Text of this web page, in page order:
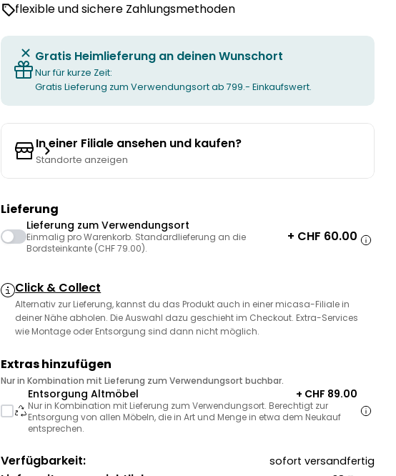
flexible und sichere Zahlungsmethoden
Gratis Heimlieferung an deinen Wunschort
Nur für kurze Zeit:
Gratis Lieferung zum Verwendungsort ab 799.- Einkaufswert.
In einer Filiale ansehen und kaufen?
Standorte anzeigen
Lieferung
Lieferung zum Verwendungsort
Einmalig pro Warenkorb. Standardlieferung an die
Bordsteinkante (CHF 79.00).
+ CHF 60.00
Click & Collect
Alternativ zur Lieferung, kannst du das Produkt auch in einer micasa-Filiale in
deiner Nähe abholen. Die Auswahl dazu geschieht im Checkout. Extra-Services
wie Montage oder Entsorgung sind dann nicht möglich.
Extras hinzufügen
Nur in Kombination mit Lieferung zum Verwendungsort buchbar.
Entsorgung Altmöbel + CHF 89.00
Nur in Kombination mit Lieferung zum Verwendungsort. Berechtigt zur
Entsorgung von allen Möbeln, die in Art und Menge in etwa dem Neukauf
entsprechen.
Verfügbarkeit: sofort versandfertig